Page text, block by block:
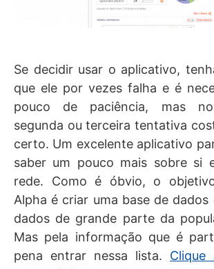
Se decidir usar o aplicativo,
que ele por vezes falha e é
pouco de paciência, mas
segunda ou terceira tentativa
certo. Um excelente aplicativo
saber um pouco mais sobre si
rede. Como é óbvio, o
Alpha é criar uma base de dados
dados de grande parte da
Mas pela informação que é
pena entrar nessa lista. Clique